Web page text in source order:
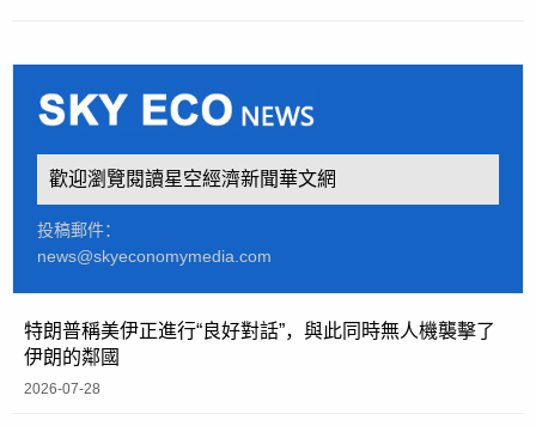
歡迎瀏覽閱讀星空經濟新聞華文網
投稿郵件：
news@skyeconomymedia.com
特朗普稱美伊正進行“良好對話”，與此同時無人機襲擊了
伊朗的鄰國
2026-07-28